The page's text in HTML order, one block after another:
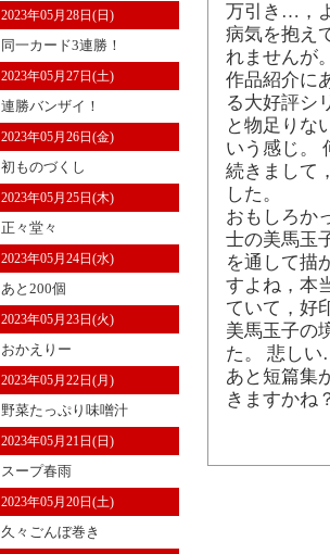
2023年05月28日(日)
同一カード3連勝！
2023年05月27日(土)
連勝バンザイ！
2023年05月26日(金)
初ものづくし
2023年05月25日(木)
正々堂々
2023年05月24日(水)
あと200個
2023年05月23日(火)
おかえりー
2023年05月22日(月)
野菜たっぷり味噌汁
2023年05月21日(日)
スープ春雨
2023年05月20日(土)
久々ごんぼ巻き
万引き…，
病気を抱え
れませんが
作品紹介に
る大好評シ
と物足りな
いう感じ。
続きまして
した。
おもしろか
士の美馬玉
を通して描
すよね，本
ていて，好
美馬玉子の
た。 悲し
あと短篇集
きますかね